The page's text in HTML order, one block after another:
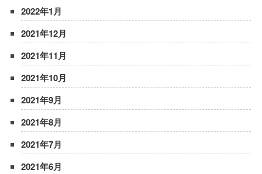
2022年1月
2021年12月
2021年11月
2021年10月
2021年9月
2021年8月
2021年7月
2021年6月